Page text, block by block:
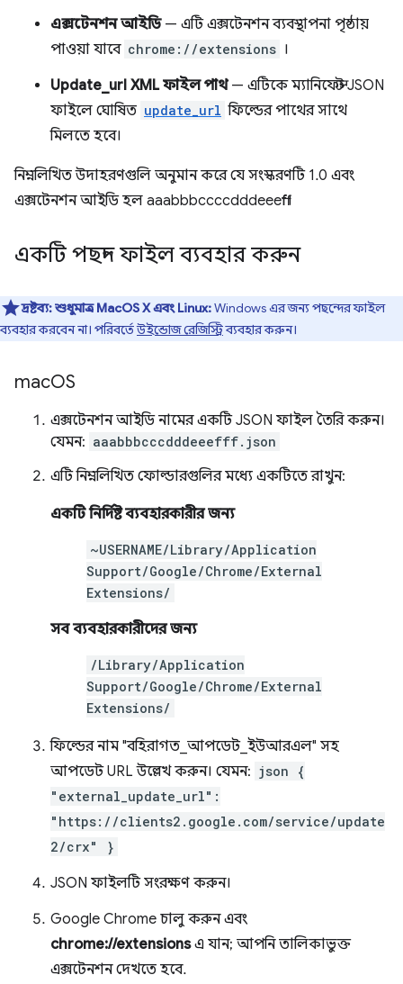
এক্সটেনশন আইডি— এটি এক্সটেনশন ব্যবস্থাপনা পৃষ্ঠায়
পাওয়া যাবে chrome://extensions ।
Update_url XML ফাইল পাথ— এটিকে ম্যানিফেস্ট JSON
ফাইলে ঘোষিত update_url ফিল্ডের পাথের সাথে
মিলতে হবে।
নিম্নলিখিত উদাহরণগুলি অনুমান করে যে সংস্করণটি 1.0 এবং
এক্সটেনশন আইডি হল aaabbbccccdddeeefff।
একটি পছন্দ ফাইল ব্যবহার করুন
দ্রষ্টব্য:শুধুমাত্র MacOS X এবং Linux:Windows এর জন্য পছন্দের ফাইল
ব্যবহার করবেন না। পরিবর্তেউইন্ডোজ রেজিস্ট্রিব্যবহার করুন।
macOS
এক্সটেনশন আইডি নামের একটি JSON ফাইল তৈরি করুন।
যেমন: aaabbbcccdddeeefff.json
এটি নিম্নলিখিত ফোল্ডারগুলির মধ্যে একটিতে রাখুন:
একটি নির্দিষ্ট ব্যবহারকারীর জন্য
~USERNAME/Library/Application
Support/Google/Chrome/External
Extensions/
সব ব্যবহারকারীদের জন্য
/Library/Application
Support/Google/Chrome/External
Extensions/
ফিল্ডের নাম "বহিরাগত_আপডেট_ইউআরএল" সহ
আপডেট URL উল্লেখ করুন। যেমন: json {
"external_update_url":
"https://clients2.google.com/service/update
2/crx" }
JSON ফাইলটি সংরক্ষণ করুন।
Google Chrome চালু করুন এবং
chrome://extensionsএ যান; আপনি তালিকাভুক্ত
এক্সটেনশন দেখতে হবে.